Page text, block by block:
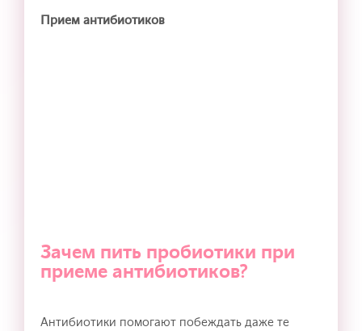
Прием антибиотиков
Зачем пить пробиотики при
приеме антибиотиков?
Антибиотики помогают побеждать даже те